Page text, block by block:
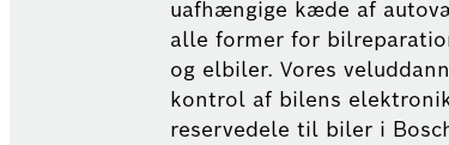
uafhængige kæde af
alle former for
og elbiler. Vores
kontrol af bilens
reservedele til biler i